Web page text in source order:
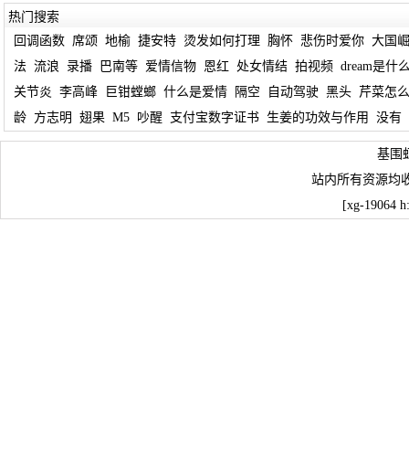
热门搜索
回调函数
席颂 地榆 捷安特 烫发如何打理 胸怀 悲伤时爱你 大国
法 流浪 录播 巴南等 爱情信物 恩红 处女情结 拍视频 dream是什
关节炎 李高峰 巨钳螳螂 什么是爱情 隔空 自动驾驶 黑头
芹菜怎
龄
方志明 翅果 M5 吵醒 支付宝数字证书 生姜的功效与作用 没有
基围
站内所有资源均
[xg-19064